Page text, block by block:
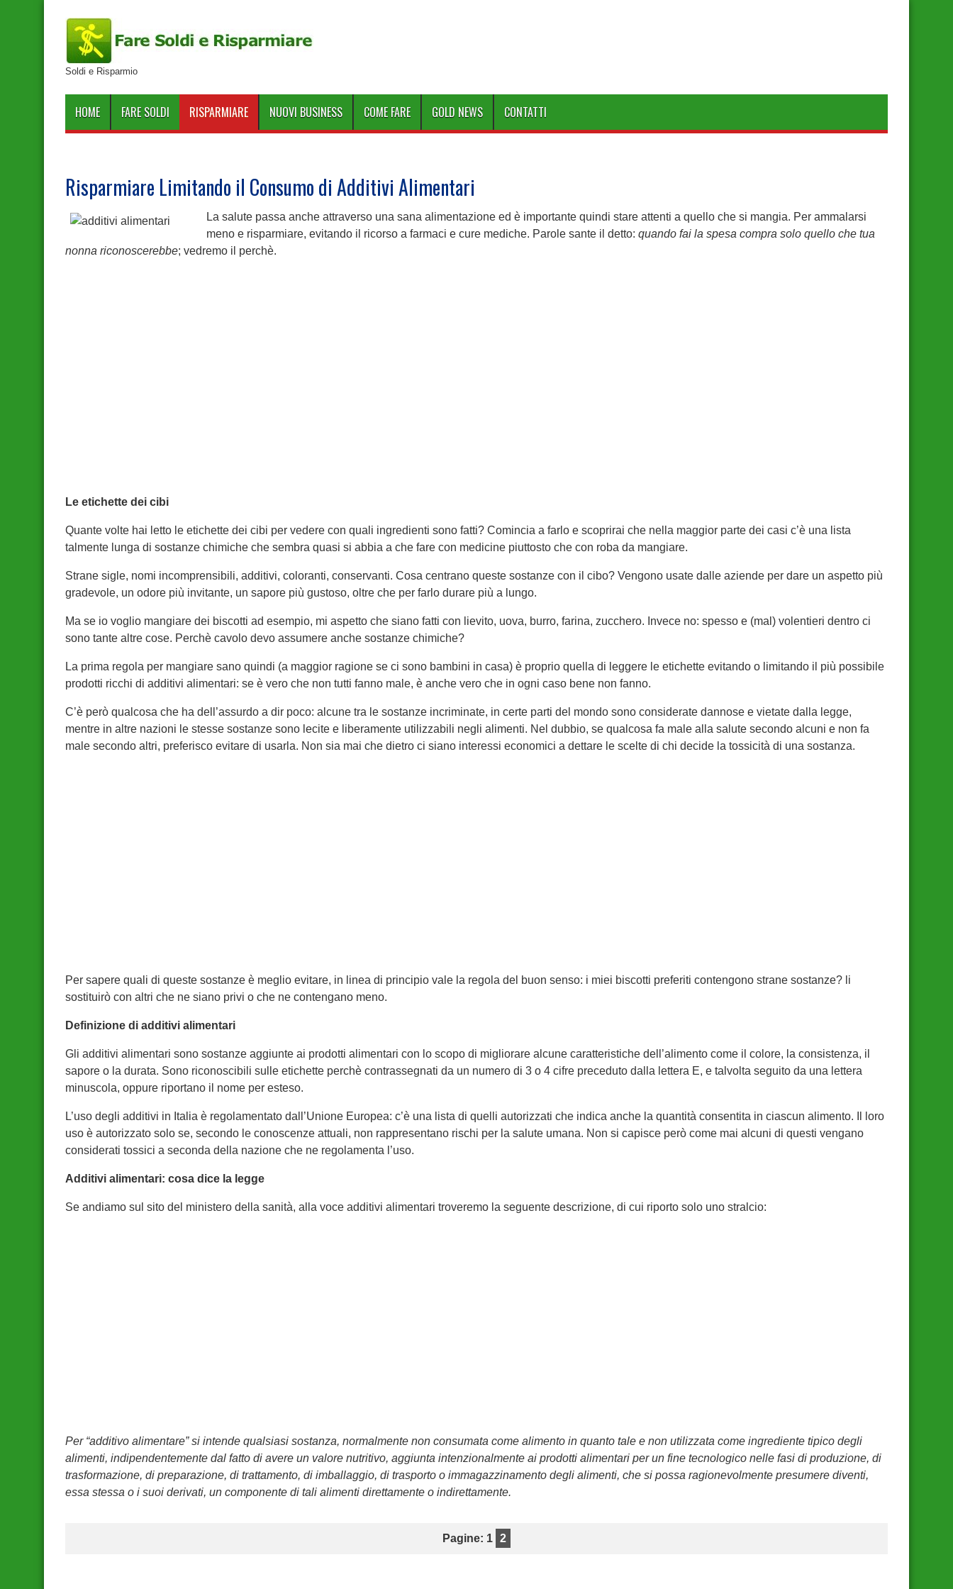
Soldi e Risparmio
HOME FARE SOLDI RISPARMIARE NUOVI BUSINESS COME FARE GOLD NEWS CONTATTI
Risparmiare Limitando il Consumo di Additivi Alimentari
La salute passa anche attraverso una sana alimentazione ed è importante quindi stare attenti a quello che si mangia. Per ammalarsi
meno e risparmiare, evitando il ricorso a farmaci e cure mediche. Parole sante il detto: quando fai la spesa compra solo quello che tua
nonna riconoscerebbe; vedremo il perchè.
Le etichette dei cibi
Quante volte hai letto le etichette dei cibi per vedere con quali ingredienti sono fatti? Comincia a farlo e scoprirai che nella maggior parte dei casi c’è una lista
talmente lunga di sostanze chimiche che sembra quasi si abbia a che fare con medicine piuttosto che con roba da mangiare.
Strane sigle, nomi incomprensibili, additivi, coloranti, conservanti. Cosa centrano queste sostanze con il cibo? Vengono usate dalle aziende per dare un aspetto più
gradevole, un odore più invitante, un sapore più gustoso, oltre che per farlo durare più a lungo.
Ma se io voglio mangiare dei biscotti ad esempio, mi aspetto che siano fatti con lievito, uova, burro, farina, zucchero. Invece no: spesso e (mal) volentieri dentro ci
sono tante altre cose. Perchè cavolo devo assumere anche sostanze chimiche?
La prima regola per mangiare sano quindi (a maggior ragione se ci sono bambini in casa) è proprio quella di leggere le etichette evitando o limitando il più possibile
prodotti ricchi di additivi alimentari: se è vero che non tutti fanno male, è anche vero che in ogni caso bene non fanno.
C’è però qualcosa che ha dell’assurdo a dir poco: alcune tra le sostanze incriminate, in certe parti del mondo sono considerate dannose e vietate dalla legge,
mentre in altre nazioni le stesse sostanze sono lecite e liberamente utilizzabili negli alimenti. Nel dubbio, se qualcosa fa male alla salute secondo alcuni e non fa
male secondo altri, preferisco evitare di usarla. Non sia mai che dietro ci siano interessi economici a dettare le scelte di chi decide la tossicità di una sostanza.
Per sapere quali di queste sostanze è meglio evitare, in linea di principio vale la regola del buon senso: i miei biscotti preferiti contengono strane sostanze? li
sostituirò con altri che ne siano privi o che ne contengano meno.
Definizione di additivi alimentari
Gli additivi alimentari sono sostanze aggiunte ai prodotti alimentari con lo scopo di migliorare alcune caratteristiche dell’alimento come il colore, la consistenza, il
sapore o la durata. Sono riconoscibili sulle etichette perchè contrassegnati da un numero di 3 o 4 cifre preceduto dalla lettera E, e talvolta seguito da una lettera
minuscola, oppure riportano il nome per esteso.
L’uso degli additivi in Italia è regolamentato dall’Unione Europea: c’è una lista di quelli autorizzati che indica anche la quantità consentita in ciascun alimento. Il loro
uso è autorizzato solo se, secondo le conoscenze attuali, non rappresentano rischi per la salute umana. Non si capisce però come mai alcuni di questi vengano
considerati tossici a seconda della nazione che ne regolamenta l’uso.
Additivi alimentari: cosa dice la legge
Se andiamo sul sito del ministero della sanità, alla voce additivi alimentari troveremo la seguente descrizione, di cui riporto solo uno stralcio:
Per “additivo alimentare” si intende qualsiasi sostanza, normalmente non consumata come alimento in quanto tale e non utilizzata come ingrediente tipico degli
alimenti, indipendentemente dal fatto di avere un valore nutritivo, aggiunta intenzionalmente ai prodotti alimentari per un fine tecnologico nelle fasi di produzione, di
trasformazione, di preparazione, di trattamento, di imballaggio, di trasporto o immagazzinamento degli alimenti, che si possa ragionevolmente presumere diventi,
essa stessa o i suoi derivati, un componente di tali alimenti direttamente o indirettamente.
Pagine: 1 2